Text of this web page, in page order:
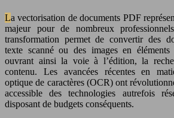
La vectorisation de documents PDF représente aujourd’hui un enjeu
majeur pour de nombreux
transformation permet de convertir des
texte scanné ou des images en éléments
ouvrant ainsi la voie à l’édition, la
contenu. Les avancées récentes en
optique de caractères (OCR) ont
accessible des technologies autrefois
disposant de budgets conséquents.